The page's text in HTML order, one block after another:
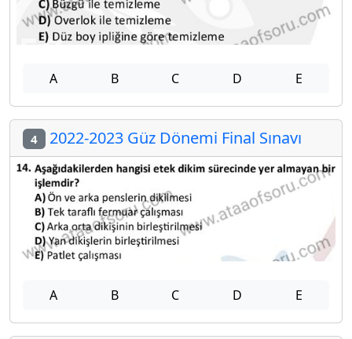
A B C D E
4 2022-2023 Güz Dönemi Final Sınavı
A B C D E